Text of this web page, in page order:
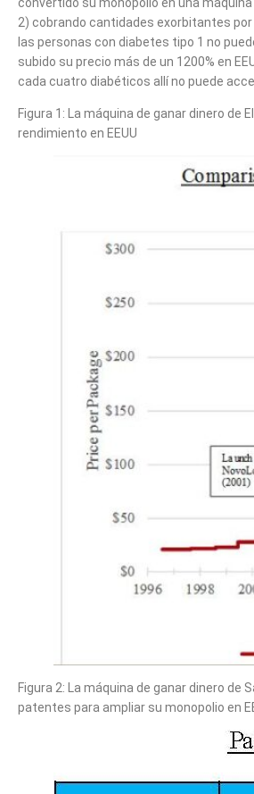
convertido su monopolio en una
2) cobrando cantidades exorbitantes
las personas con diabetes tipo 1 no
subido su precio más de un 1200% en
cada cuatro diabéticos allí no puede
Figura 1: La máquina de ganar dinero de
rendimiento en EEUU
Figura 2: La máquina de ganar dinero de
patentes para ampliar su monopolio en